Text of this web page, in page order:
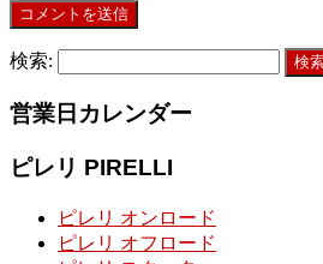
検索:
営業日カレンダー
ピレリ PIRELLI
ピレリ オンロード
ピレリ オフロード